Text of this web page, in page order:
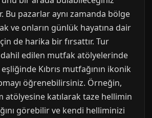
Bu pazarlar aynı zamanda bölge
ve onların günlük hayatına dair
de harika bir fırsattır. Tur
edilen mutfak atölyelerinde
Kıbrıs mutfağının ikonik
öğrenebilirsiniz. Örneğin,
atölyesine katılarak taze hellimin
görebilir ve kendi helliminizi